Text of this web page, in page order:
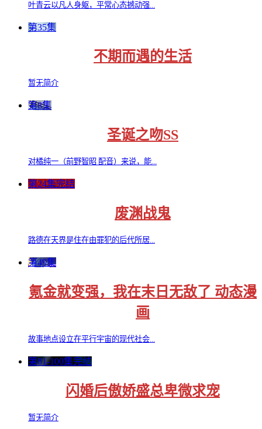
叶青云以凡人身躯，平常心态撼动强...
第35集
不期而遇的生活
暂无简介
第8集
圣诞之吻SS
对橘纯一（前野智昭 配音）来说，能...
第24集完结
废渊战鬼
路德在天界是住在由罪犯的后代所居...
第49集
氪金就变强，我在末日无敌了 动态漫
画
故事地点设立在平行宇宙的现代社会...
第81-100集完结
闪婚后傲娇盛总卑微求宠
暂无简介